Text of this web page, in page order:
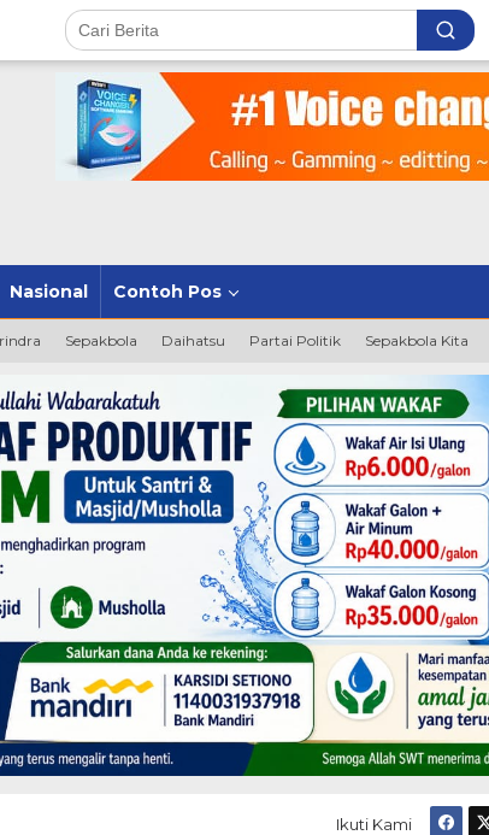
Nasional Contoh Pos
Sepakbola Daihatsu Partai Politik Sepakbola Kita
Ikuti Kami